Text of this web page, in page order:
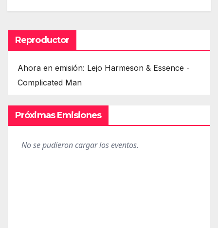
Reproductor
Ahora en emisión: Lejo Harmeson & Essence -
Complicated Man
Próximas Emisiones